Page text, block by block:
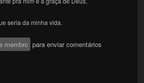
seria da minha vida.
membro para enviar comentários